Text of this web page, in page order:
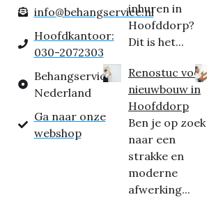
info@behangservice.nl
Hoofdkantoor:
030-2072303
Behangservice
Nederland
Ga naar onze
webshop
inhuren in
Hoofddorp?
Dit is het...
Renostuc voor
nieuwbouw in
Hoofddorp
Ben je op zoek
naar een
strakke en
moderne
afwerking...